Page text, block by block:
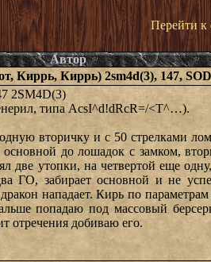
Перейти к
Автор
Киррь, Киррь) 2sm4d(3), 147, SOD
2SM4D(3)
типа AcsI^d!dRcR=/<T^…).
вторичку и с 50 стрелками
до лошадок с замком,
две утопки, на четвертой еще
забирает основной и не
нападает. Кирь по
попадаю под массовый
отречения добиваю его.